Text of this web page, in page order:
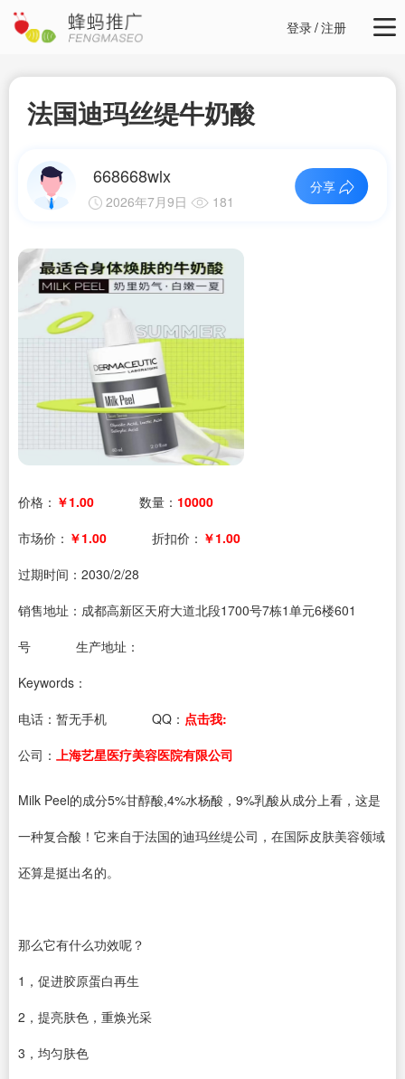
登录/注册
法国迪玛丝缇牛奶酸
668668wlx
2026年7月9日 181
分享
价格： ￥1.00 数量： 10000
市场价： ￥1.00 折扣价： ￥1.00
过期时间： 2030/2/28
销售地址：成都高新区天府大道北段1700号7栋1单元6楼601
号
生产地址：
Keywords：
电话： 暂无手机 QQ： 点击我:
公司： 上海艺星医疗美容医院有限公司
Milk Peel的成分5%甘醇酸,4%水杨酸，9%乳酸从成分上看，这是
一种复合酸！它来自于法国的迪玛丝缇公司，在国际皮肤美容领域
还算是挺出名的。
那么它有什么功效呢？
1，促进胶原蛋白再生
2，提亮肤色，重焕光采
3，均匀肤色